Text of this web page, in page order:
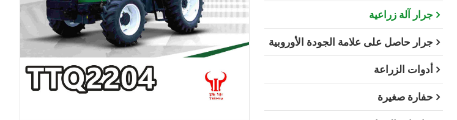
جرار آلة زراعية
جرار حاصل على علامة الجودة الأوروبية
أدوات الزراعة
حفارة صغيرة